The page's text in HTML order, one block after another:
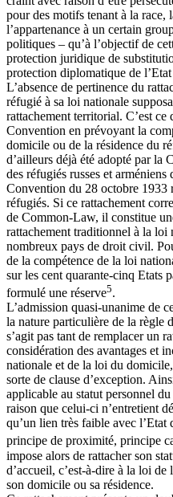
pour des motifs tenant à la race,
l’appartenance à un certain
politiques – qu’à l’objectif de
protection juridique de
protection diplomatique de
L’absence de pertinence du
réfugié à sa loi nationale
rattachement territorial. C’est ce
Convention en prévoyant la
domicile ou de la résidence du
d’ailleurs déjà été adopté par la
des réfugiés russes et
Convention du 28 octobre 1933
réfugiés. Si ce rattachement
de Common-Law, il constitue
rattachement traditionnel à la loi
nombreux pays de droit civil.
de la compétence de la loi
sur les cent quarante-cinq Etats
formulé une réserve5.
L’admission quasi-unanime de
la nature particulière de la règle
s’agit pas tant de remplacer un
considération des avantages et
nationale et de la loi du
sorte de clause d’exception.
applicable au statut personnel
raison que celui-ci n’entretient
qu’un lien très faible avec
principe de proximité, principe
impose alors de rattacher son
d’accueil, c’est-à-dire à la loi
son domicile ou sa résidence.